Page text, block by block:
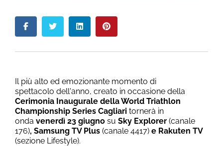
Il più alto ed emozionante momento di
spettacolo dell'anno, creato in occasione della
Cerimonia Inaugurale della World Triathlon
Championship Series Cagliari tornerà in
onda venerdì 23 giugno su Sky Explorer (canale
176), Samsung TV Plus (canale 4417) e Rakuten TV
(sezione Lifestyle).